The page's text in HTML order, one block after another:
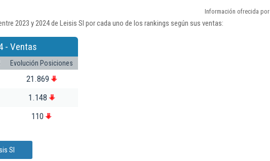
Información ofrecida por
2023 y 2024 de Leisis Sl por cada uno de los rankings según sus ventas:
- Ventas
Evolución Posiciones
21.869
1.148
110
Sl